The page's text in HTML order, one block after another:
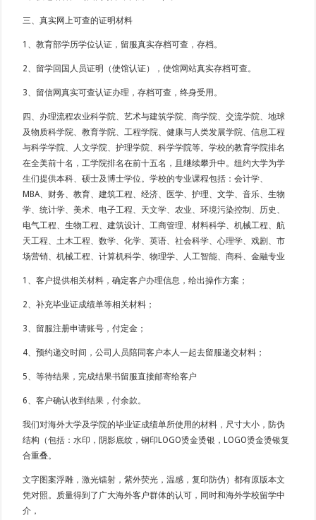
三、真实网上可查的证明材料
1、教育部学历学位认证，留服真实存档可查，存档。
2、留学回国人员证明（使馆认证），使馆网站真实存档可查。
3、留信网真实可查认证办理，存档可查，终身受用。
四、办理流程农业科学院、艺术与建筑学院、商学院、交流学院、地球
及物质科学院、教育学院、工程学院、健康与人类发展学院、信息工程
与科学学院、人文学院、护理学院、科学学院等。学校的教育学院排名
在全美前十名，工学院排名在前十五名，且继续攀升中。纽约大学为学
生们提供本科、硕士及博士学位。学校的专业课程包括：会计学、
MBA、财务、教育、建筑工程、经济、医学、护理、文学、音乐、生物
学、统计学、美术、电子工程、天文学、农业、环境污染控制、历史、
电气工程、生物工程、建筑设计、工商管理、材料科学、机械工程、航
天工程、土木工程、数学、化学、英语、社会科学、心理学、戏剧、市
场营销、机械工程、计算机科学、物理学、人工智能、商科、金融专业
1、客户提供相关材料，确定客户办理信息，给出操作方案；
2、补充毕业证成绩单等相关材料；
3、留服注册申请账号，付定金；
4、预约递交时间，公司人员陪同客户本人一起去留服递交材料；
5、等待结果，完成结果书留服直接邮寄给客户
6、客户确认收到结果，付余款。
我们对海外大学及学院的毕业证成绩单所使用的材料，尺寸大小，防伪
结构（包括：水印，阴影底纹，钢印LOGO烫金烫银，LOGO烫金烫银复
合重叠。
文字图案浮雕，激光镭射，紫外荧光，温感，复印防伪）都有原版本文
凭对照。质量得到了广大海外客户群体的认可，同时和海外学校留学中
介，